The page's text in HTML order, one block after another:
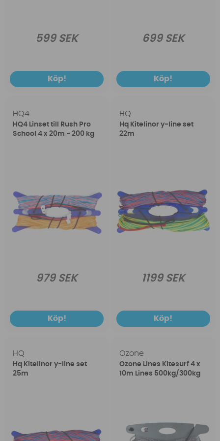
599 SEK
Köp!
699 SEK
Köp!
HQ4
HQ4 Linset till Rush Pro
School 4 x 20m - 200 kg
979 SEK
Köp!
HQ
Hq Kitelinor y-line set
22m
1199 SEK
Köp!
HQ
Hq Kitelinor y-line set
25m
Ozone
Ozone Lines Kitesurf 4 x
10m Lines 500kg/300kg